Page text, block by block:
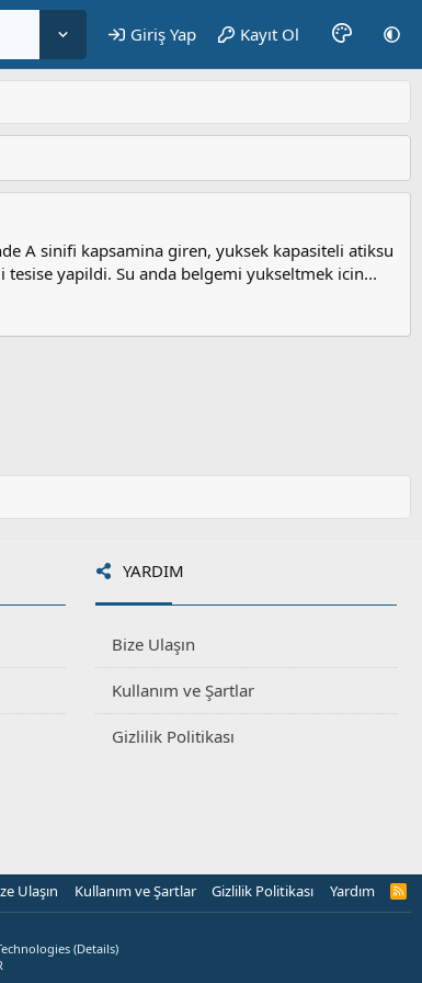
Giriş Yap Kayıt Ol
A sinifi kapsamina giren, yuksek kapasiteli atiksu
yapildi. Su anda belgemi yukseltmek icin...
YARDIM
Bize Ulaşın
Kullanım ve Şartlar
Gizlilik Politikası
Ulaşın Kullanım ve Şartlar Gizlilik Politikası Yardım
R
(Details)